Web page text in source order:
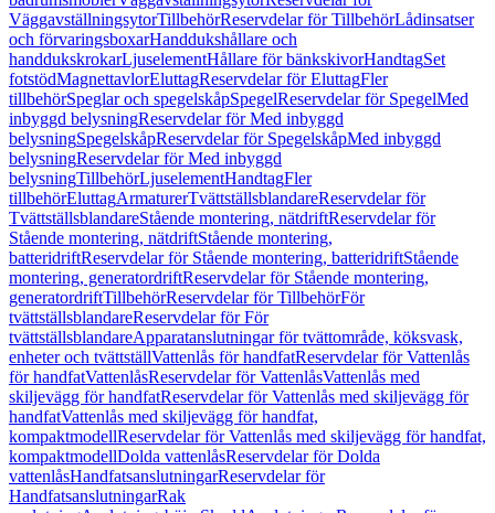
VäggavställningsytorTillbehörReservdelar för TillbehörLådinsatser
och förvaringsboxarHanddukshållare och
handdukskrokarLjuselementHållare för bänkskivorHandtagSet
fotstödMagnettavlorEluttagReservdelar för EluttagFler
tillbehörSpeglar och spegelskåpSpegelReservdelar för SpegelMed
inbyggd belysningReservdelar för Med inbyggd
belysningSpegelskåpReservdelar för SpegelskåpMed inbyggd
belysningReservdelar för Med inbyggd
belysningTillbehörLjuselementHandtagFler
tillbehörEluttagArmaturerTvättställsblandareReservdelar för
TvättställsblandareStående montering, nätdriftReservdelar för
Stående montering, nätdriftStående montering,
batteridriftReservdelar för Stående montering, batteridriftStående
montering, generatordriftReservdelar för Stående montering,
generatordriftTillbehörReservdelar för TillbehörFör
tvättställsblandareReservdelar för För
tvättställsblandareApparatanslutningar för tvättområde, köksvask,
enheter och tvättställVattenlås för handfatReservdelar för Vattenlås
för handfatVattenlåsReservdelar för VattenlåsVattenlås med
skiljevägg för handfatReservdelar för Vattenlås med skiljevägg för
handfatVattenlås med skiljevägg för handfat,
kompaktmodellReservdelar för Vattenlås med skiljevägg för handfat,
kompaktmodellDolda vattenlåsReservdelar för Dolda
vattenlåsHandfatsanslutningarReservdelar för
HandfatsanslutningarRak